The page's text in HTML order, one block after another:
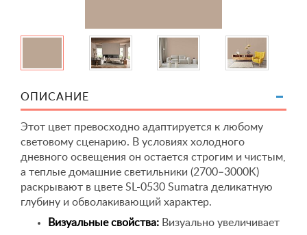
ОПИСАНИЕ
Этот цвет превосходно адаптируется к любому
световому сценарию. В условиях холодного
дневного освещения он остается строгим и чистым,
а теплые домашние светильники (2700–3000K)
раскрывают в цвете SL-0530 Sumatra деликатную
глубину и обволакивающий характер.
Визуальные свойства: Визуально увеличивает